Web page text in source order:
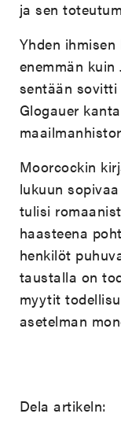
ja sen
Yhden
enemmän kuin
sentään
Glogauer
Moorcockin
lukuun
tulisi
haasteena
henkilöt
taustalla on
myytit
asetelman
Dela artikeln: